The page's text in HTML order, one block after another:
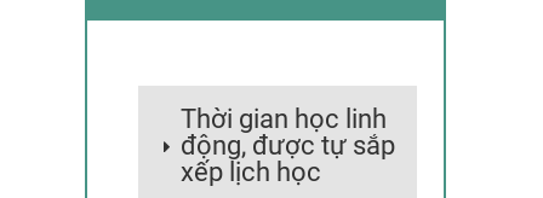
Thời gian học linh
động, được tự sắp
xếp lịch học